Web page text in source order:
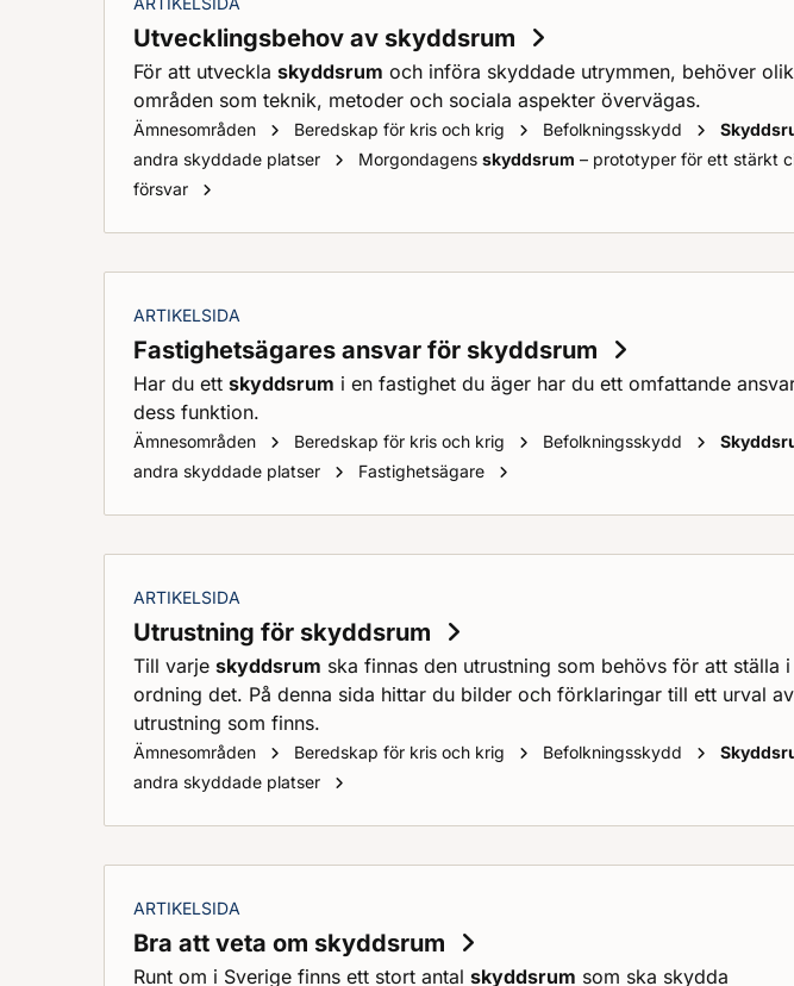
Utvecklingsbehov av skyddsrum
För att utveckla skyddsrum och införa skyddade utrymmen, behöver
områden som teknik, metoder och sociala aspekter övervägas.
Ämnesområden Beredskap för kris och krig Befolkningsskydd
andra skyddade platser
Morgondagens skyddsrum – prototyper för ett stärkt
försvar
ARTIKELSIDA
Fastighetsägares ansvar för skyddsrum
Har du ett skyddsrum i en fastighet du äger har du ett omfattande
dess funktion.
Ämnesområden Beredskap för kris och krig Befolkningsskydd
andra skyddade platser
Fastighetsägare
ARTIKELSIDA
Utrustning för skyddsrum
Till varje skyddsrum ska finnas den utrustning som behövs för att ställa i
ordning det. På denna sida hittar du bilder och förklaringar till ett urval
utrustning som finns.
Ämnesområden Beredskap för kris och krig Befolkningsskydd
andra skyddade platser
ARTIKELSIDA
Bra att veta om skyddsrum
Runt om i Sverige finns ett stort antal skyddsrum som ska skydda